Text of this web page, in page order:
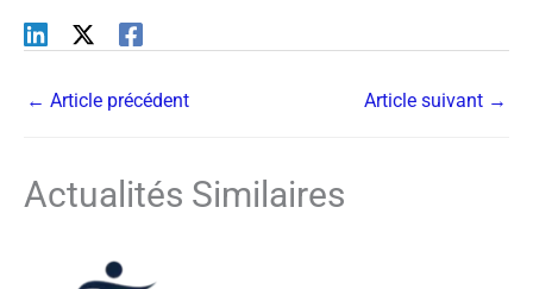
← Article précédent Article suivant →
Actualités Similaires